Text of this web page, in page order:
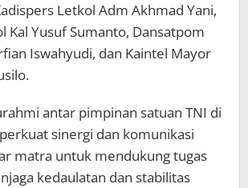
Letkol Adm Akhmad Yani,
Kal Yusuf Sumanto, Dansatpom
Iswahyudi, dan Kaintel Mayor
antar pimpinan satuan TNI di
sinergi dan komunikasi
matra untuk mendukung tugas
kedaulatan dan stabilitas